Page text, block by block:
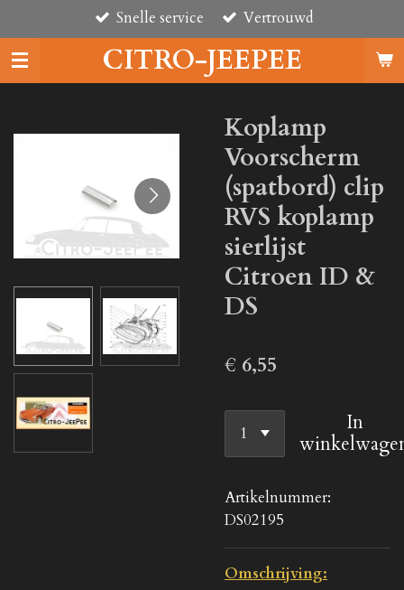
direct
naar
de
CITRO-JEEPEE
Snelle service Vertrouwd
Koplamp
Voorscherm
(spatbord) clip
RVS koplamp
sierlijst
Citroen ID &
DS
€ 6,55
In
Artikelnummer:
DS02195
Omschrijving: